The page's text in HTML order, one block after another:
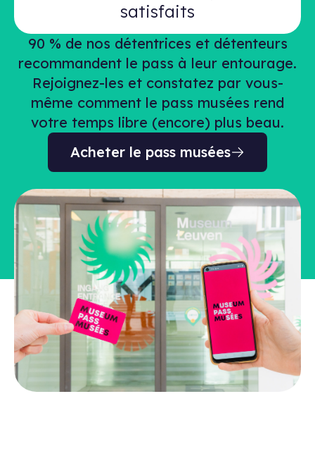
satisfaits
90 % de nos détentrices et détenteurs
recommandent le pass à leur entourage.
Rejoignez-les et constatez par vous-
même comment le pass musées rend
votre temps libre (encore) plus beau.
Acheter le pass musées